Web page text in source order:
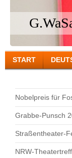
START
Nobelpreis für
Grabbe-Punsch
Straßentheater-
NRW-